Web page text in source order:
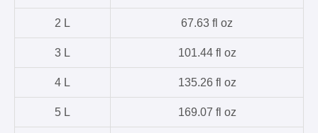
2 L 67.63 fl oz
3 L 101.44 fl oz
4 L 135.26 fl oz
5 L 169.07 fl oz